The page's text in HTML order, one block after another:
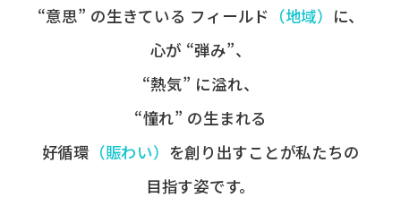
“意思” の​生きている フィールド ​（地域） に、
心が​ “弾み”、
“熱気” に​溢れ、
“憧れ” の​生まれる
好循環 ​（賑わい） を​創り出すことが​私たちの​
目指す姿です。​